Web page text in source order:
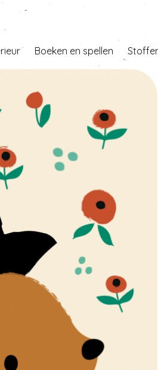
Boeken en spellen